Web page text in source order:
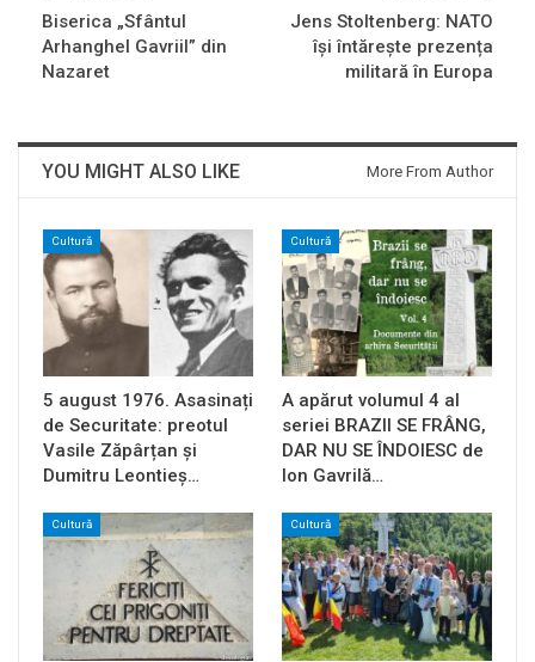
Biserica „Sfântul
Arhanghel Gavriil” din
Nazaret
Jens Stoltenberg: NATO
își întărește prezența
militară în Europa
YOU MIGHT ALSO LIKE More From Author
Cultură
5 august 1976. Asasinați
de Securitate: preotul
Vasile Zăpârțan și
Dumitru Leontieș…
Cultură
A apărut volumul 4 al
seriei BRAZII SE FRÂNG,
DAR NU SE ÎNDOIESC de
Ion Gavrilă…
Cultură Cultură